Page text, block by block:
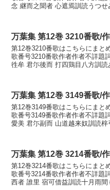
念 継而之聞者 心遮焉訓読うつせ
万葉集 第12巻 3210番歌/
第12巻3210番歌はこちらにまと
歌番号3210番歌作者作者不詳題
徃牟 君尓後而 打四鶏目八方訓
万葉集 第12巻 3149番歌/
第12巻3149番歌はこちらにまと
歌番号3149番歌作者作者不詳題
愛美 君尓副而 山道越来奴訓読
万葉集 第12巻 3214番歌/
第12巻3214番歌はこちらにまと
歌番号3214番歌作者作者不詳題
西者 誰里 宿可借益訓読十月雨